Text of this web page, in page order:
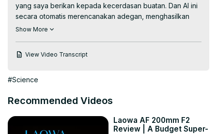
yang saya berikan kepada kecerdasan buatan. Dan AI ini
secara otomatis merencanakan adegan, menghasilkan
semua visual, menganimasikan setiap klip, menyusun
software edit video. Tanpa kamera. Tanpa
produksi otomatis secara langsung, langkah demi
kamu tahu apa yang bisa diharapkan sebelum
Menulis rencana produksi dan deskripsi setiap adegan
Show More
View Video Transcript
#Science
Recommended Videos
Laowa AF 200mm F2
Review | A Budget Super-